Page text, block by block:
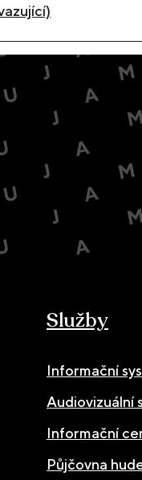
Služby
Informační
Audiovizuální
Informační
Půjčovna